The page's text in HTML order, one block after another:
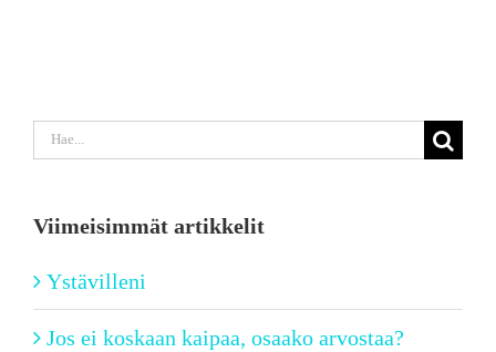
Etsi
Viimeisimmät artikkelit
Ystävilleni
Jos ei koskaan kaipaa, osaako arvostaa?